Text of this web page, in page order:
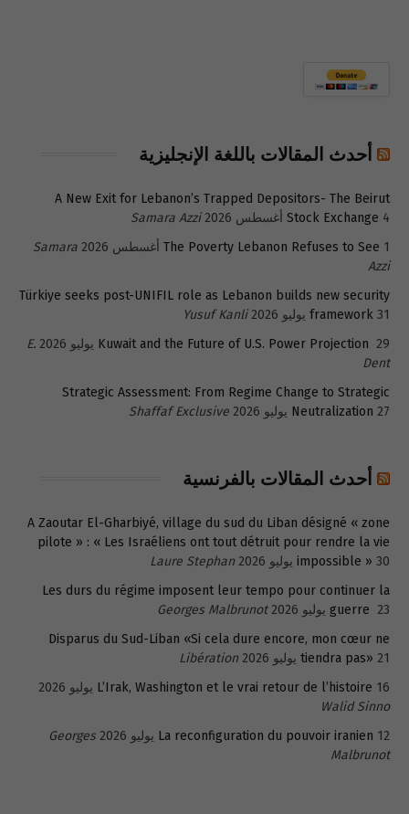
أحدث المقالات باللغة الإنجليزية
A New Exit for Lebanon’s Trapped Depositors- The Beirut
Stock Exchange 4 أغسطس 2026
Samara Azzi
The Poverty Lebanon Refuses to See 1 أغسطس 2026
Samara
Azzi
Türkiye seeks post-UNIFIL role as Lebanon builds new security
framework 31 يوليو 2026
Yusuf Kanli
Kuwait and the Future of U.S. Power Projection 29 يوليو 2026
E.
Dent
Strategic Assessment: From Regime Change to Strategic
Neutralization 27 يوليو 2026 Shaffaf Exclusive
أحدث المقالات بالفرنسية
A Zaoutar El-Gharbiyé, village du sud du Liban désigné « zone
pilote » : « Les Israéliens ont tout détruit pour rendre la vie
impossible » 30 يوليو 2026
Laure Stephan
Les durs du régime imposent leur tempo pour continuer la
guerre 23 يوليو 2026
Georges Malbrunot
Disparus du Sud-Liban «Si cela dure encore, mon cœur ne
tiendra pas» 21 يوليو 2026
Libération
L’Irak, Washington et le vrai retour de l’histoire 16 يوليو 2026
Walid Sinno
La reconfiguration du pouvoir iranien 12 يوليو 2026
Georges
Malbrunot